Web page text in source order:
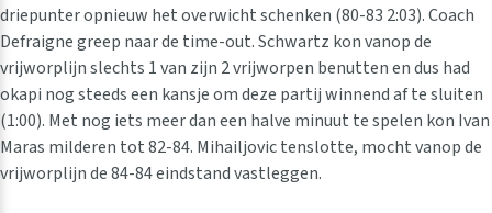
driepunter opnieuw het overwicht schenken (80-83 2:03). Coach
Defraigne greep naar de time-out. Schwartz kon vanop de
vrijworplijn slechts 1 van zijn 2 vrijworpen benutten en dus had
okapi nog steeds een kansje om deze partij winnend af te sluiten
(1:00). Met nog iets meer dan een halve minuut te spelen kon Ivan
Maras milderen tot 82-84. Mihailjovic tenslotte, mocht vanop de
vrijworplijn de 84-84 eindstand vastleggen.